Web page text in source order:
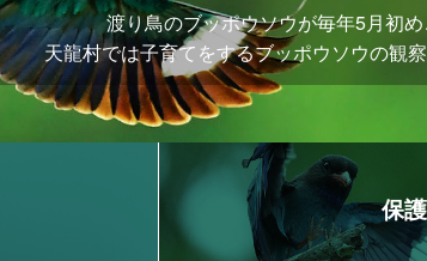
渡り鳥のブッポウソウが毎年5月初
天龍村では子育てをするブッポウソウの観
保